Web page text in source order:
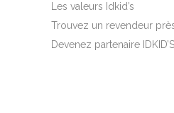
Les valeurs Idkid’s
Trouvez un revendeur
Devenez partenaire IDKID’S